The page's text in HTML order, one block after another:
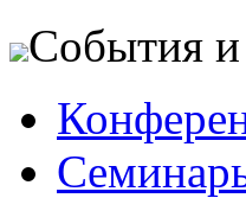
События